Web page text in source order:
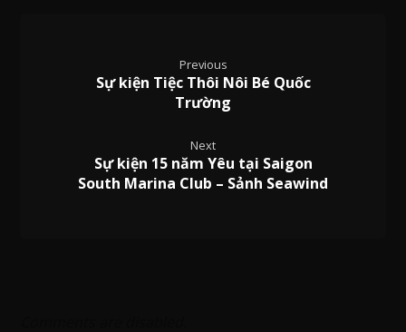
Previous
Sự kiện Tiệc Thôi Nôi Bé Quốc
Trường
Next
Sự kiện 15 năm Yêu tại Saigon
South Marina Club – Sảnh Seawind